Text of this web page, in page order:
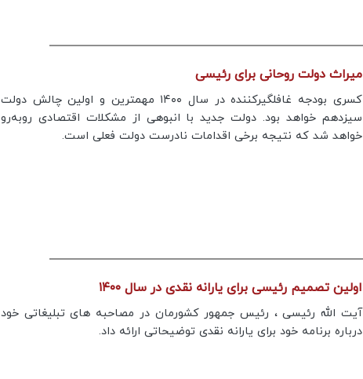
میراث دولت روحانی برای رئیسی
کسری بودجه غافلگیرکننده در سال ۱۴۰۰ مهمترین و اولین چالش دولت
سیزدهم خواهد بود. دولت جدید با انبوهی از مشکلات اقتصادی روبه‌رو
خواهد شد که نتیجه برخی اقدامات نادرست دولت فعلی است.
اولین تصمیم رئیسی برای یارانه نقدی در سال ۱۴۰۰
آیت الله رئیسی ، رئیس جمهور کشورمان در مصاحبه های تبلیغاتی خود
درباره برنامه خود برای یارانه نقدی توضیحاتی ارائه داد.